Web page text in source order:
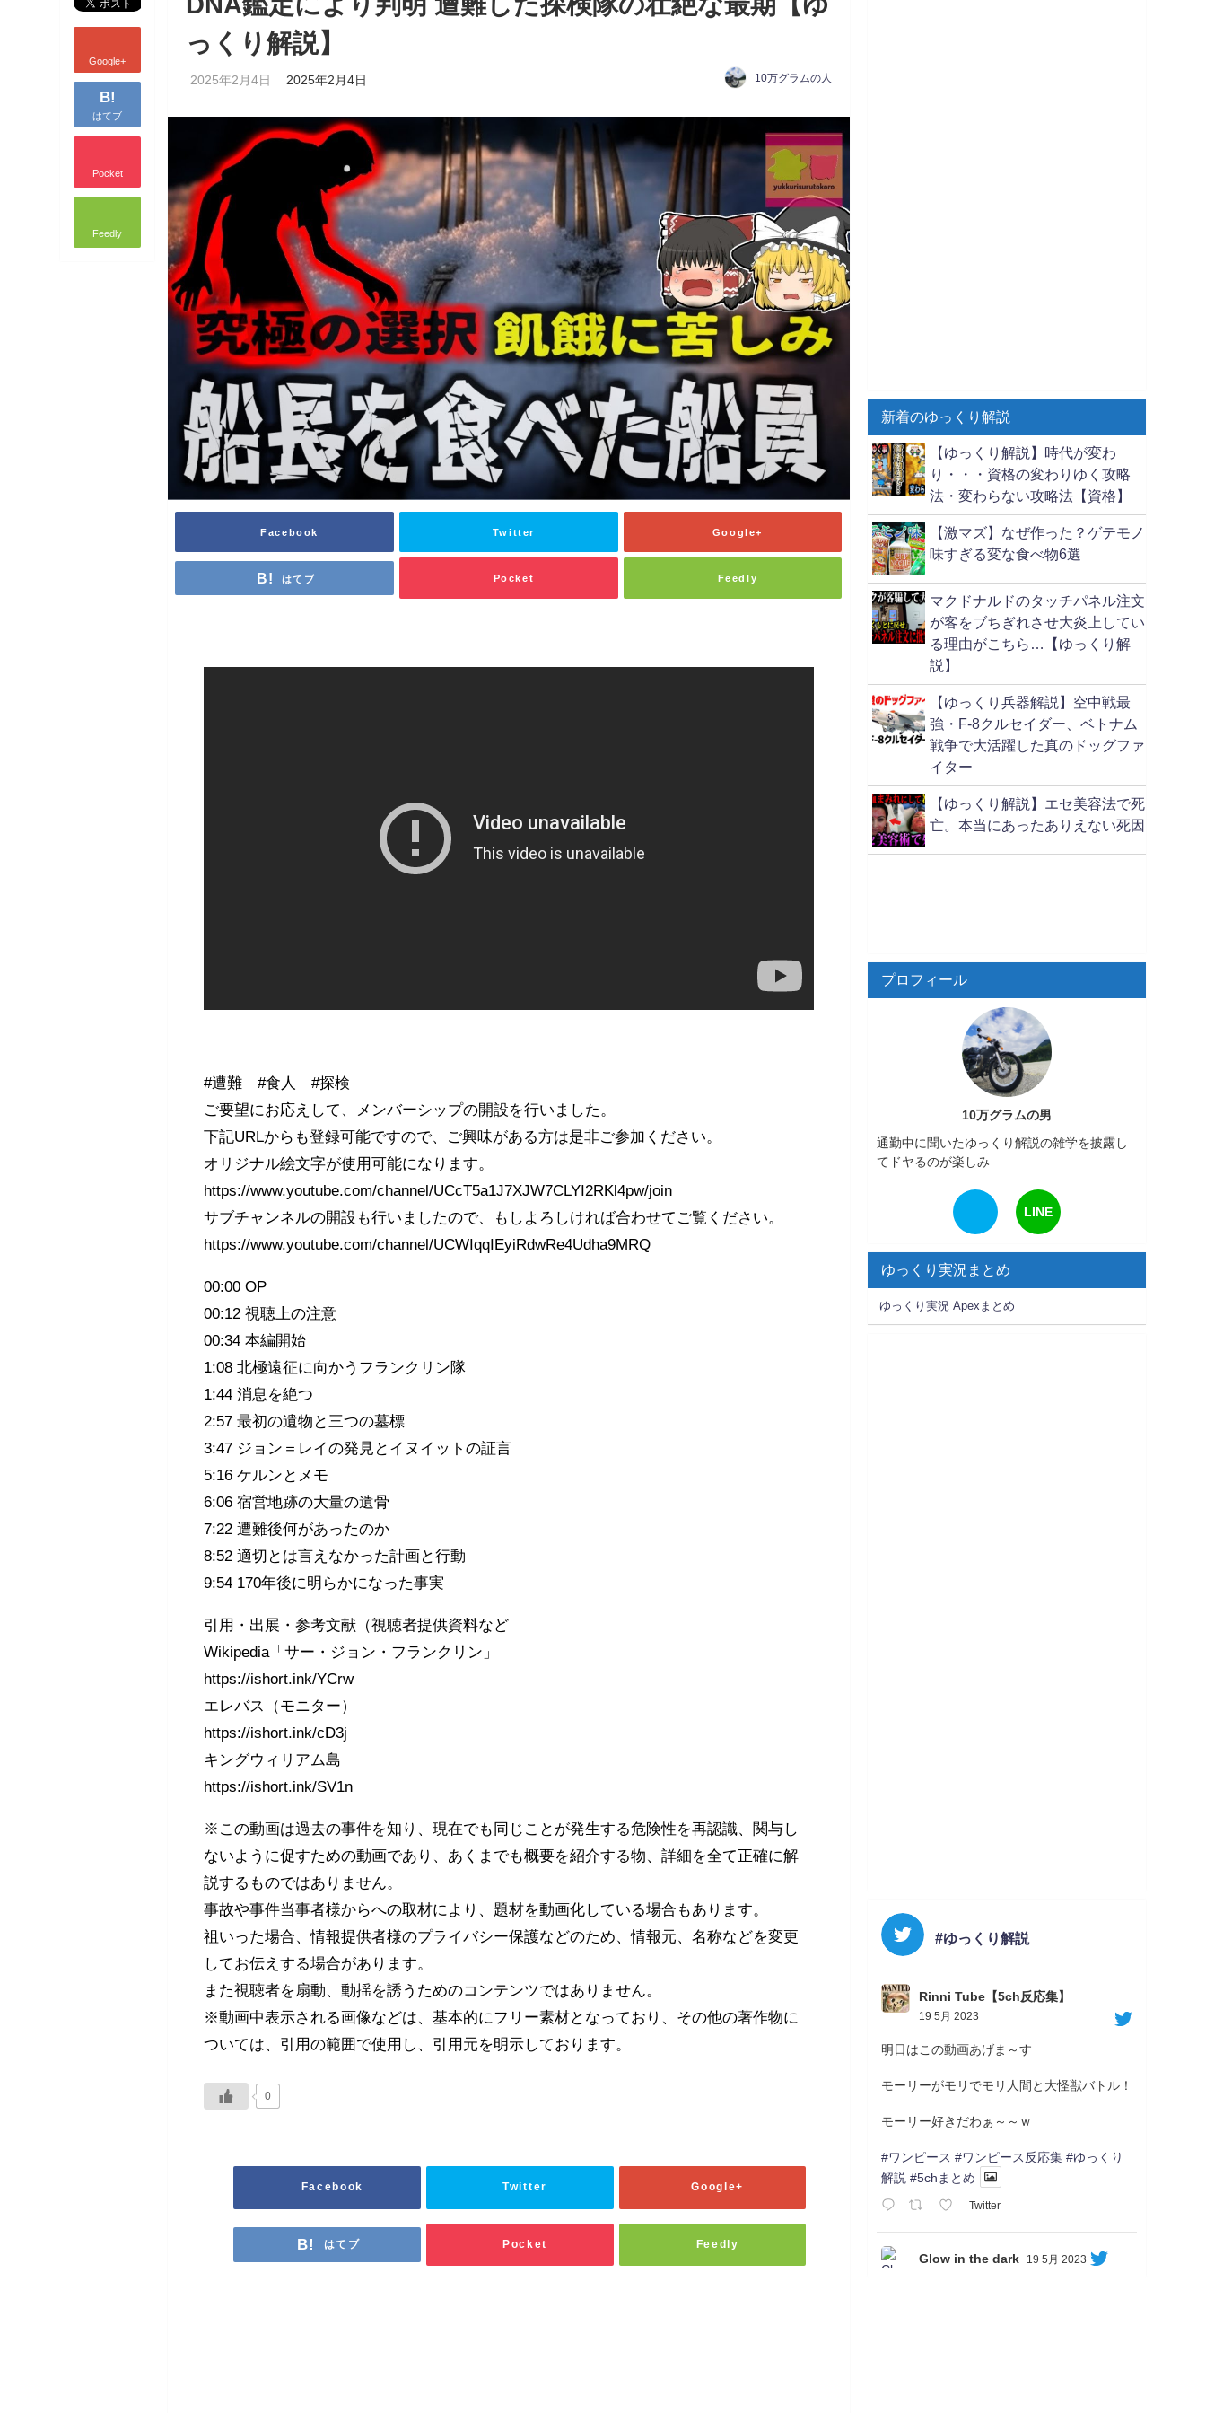
Google+
B!
はてブ
Pocket
Feedly
っくり解説】
2025年2月4日 2025年2月4日 10万グラムの人
Facebook Twitter Google+
はてブ Pocket Feedly
#遭難 #食人 #探検
ご要望にお応えして、メンバーシップの開設を行いました。
下記URLからも登録可能ですので、ご興味がある方は是非ご参加ください。
オリジナル絵文字が使用可能になります。
https://www.youtube.com/channel/UCcT5a1J7XJW7CLYI2RKl4pw/join
サブチャンネルの開設も行いましたので、もしよろしければ合わせてご覧ください。
https://www.youtube.com/channel/UCWIqqIEyiRdwRe4Udha9MRQ
00:00 OP
00:12 視聴上の注意
00:34 本編開始
1:08 北極遠征に向かうフランクリン隊
1:44 消息を絶つ
2:57 最初の遺物と三つの墓標
3:47 ジョン＝レイの発見とイヌイットの証言
5:16 ケルンとメモ
6:06 宿営地跡の大量の遺骨
7:22 遭難後何があったのか
8:52 適切とは言えなかった計画と行動
9:54 170年後に明らかになった事実
引用・出展・参考文献（視聴者提供資料など
Wikipedia「サー・ジョン・フランクリン」
https://ishort.ink/YCrw
エレバス（モニター）
https://ishort.ink/cD3j
キングウィリアム島
https://ishort.ink/SV1n
※この動画は過去の事件を知り、現在でも同じことが発生する危険性を再認識、関与し
ないように促すための動画であり、あくまでも概要を紹介する物、詳細を全て正確に解
説するものではありません。
事故や事件当事者様からへの取材により、題材を動画化している場合もあります。
祖いった場合、情報提供者様のプライバシー保護などのため、情報元、名称などを変更
してお伝えする場合があります。
また視聴者を扇動、動揺を誘うためのコンテンツではありません。
※動画中表示される画像などは、基本的にフリー素材となっており、その他の著作物に
ついては、引用の範囲で使用し、引用元を明示しております。
0
Facebook Twitter Google+
はてブ Pocket Feedly
新着のゆっくり解説
【ゆっくり解説】時代が変わ
り・・・資格の変わりゆく攻略
法・変わらない攻略法【資格】
【激マズ】なぜ作った？ゲテモノ
味すぎる変な食べ物6選
マクドナルドのタッチパネル注文
が客をブちぎれさせ大炎上してい
る理由がこちら…【ゆっくり解
説】
【ゆっくり兵器解説】空中戦最
強・F-8クルセイダー、ベトナム
戦争で大活躍した真のドッグファ
イター
【ゆっくり解説】エセ美容法で死
亡。本当にあったありえない死因
プロフィール
10万グラムの男
通勤中に聞いたゆっくり解説の雑学を披露し
てドヤるのが楽しみ
LINE
ゆっくり実況まとめ
ゆっくり実況 Apexまとめ
#ゆっくり解説
Rinni Tube【5ch反応集】
19 5月 2023
明日はこの動画あげま～す
モーリーがモリでモリ人間と大怪獣バトル！
モーリー好きだわぁ～～ｗ
#ワンピース #ワンピース反応集 #ゆっくり
解説 #5chまとめ
Twitter
Glow in the dark 19 5月 2023